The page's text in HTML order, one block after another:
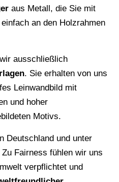
aus Metall, die Sie mit
an den Holzrahmen
ausschließlich
. Sie erhalten von uns
Leinwandbild mit
und hoher
Motivs.
Deutschland und unter
Fairness fühlen wir uns
verpflichtet und